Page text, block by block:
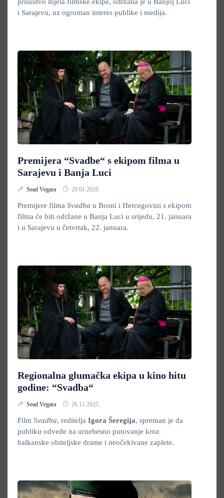
i Sarajevu, uz ogroman interes publike i medija.
Premijera “Svadbe“ s ekipom filma u
Sarajevu i Banja Luci
Sead Vegara 20.01.2026.
Premijere filma Svadba u Bosni i Hercegovini s ekipom
filma će biti održane u Banja Luci u srijedu, 21. januara
i u Sarajevu u četvrtak, 22. januara.
Regionalna glumačka ekipa u kino hitu
godine: “Svadba“
Sead Vegara 26.11.2025.
Film Svadba, reditelja Igora Šeregija, spreman je da
publiku odvede na urnebesno putovanje kroz
balkanske obiteljske drame i neočekivane zaplete.